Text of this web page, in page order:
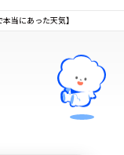
当にあった天気】